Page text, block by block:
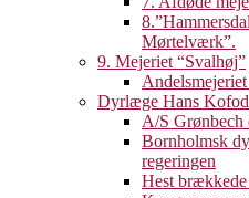
Mørtelværk”.
9. Mejeriet “Svalhøj”
Dyrlæge Hans
A/S
Bornholmsk
regeringen
Hest